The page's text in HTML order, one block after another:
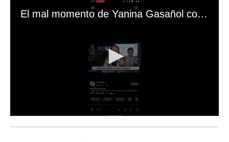
El mal momento de Yanina Gasañol con un hincha argentino en "Subrayado"
s